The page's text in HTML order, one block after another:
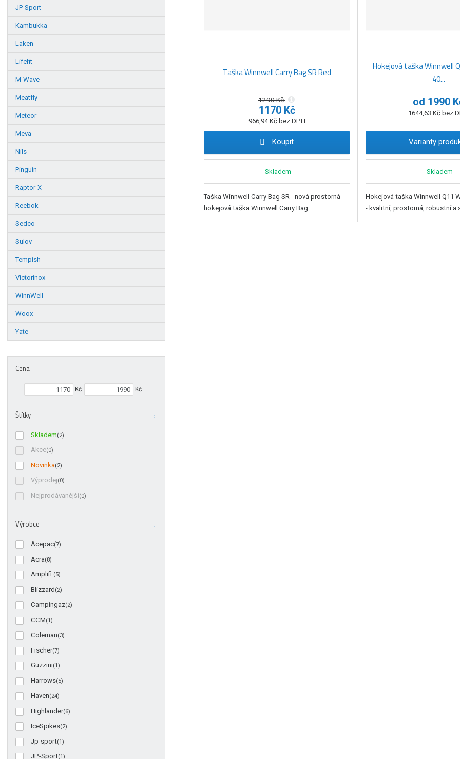
Taška Winnwell Carry Bag SR Red
1290 Kč
1170 Kč
966,94 Kč bez DPH
Koupit
Skladem
Taška Winnwell Carry Bag SR - nová prostorná
hokejová taška Winnwell Carry Bag. ...
Hokejová taška Winnwell
40...
od 1990
1644,63 Kč bez
Varianty
Skladem
Hokejová taška Winnwell Q11
- kvalitní, prostorná, robustní a
JP-Sport
Kambukka
Laken
Lifefit
M-Wave
Meatfly
Meteor
Meva
Nils
Pinguin
Raptor-X
Reebok
Sedco
Sulov
Tempish
Victorinox
WinnWell
Woox
Yate
Cena
Min. hodnota Kč Max. hodnota Kč
Štítky
Skladem(2)
Akce(0)
Novinka(2)
Výprodej(0)
Nejprodávanější(0)
Výrobce
Acepac(7)
Acra(8)
Amplifi (5)
Blizzard (2)
Campingaz(2)
CCM(1)
Coleman(3)
Fischer(7)
Guzzini(1)
Harrows(5)
Haven(24)
Highlander(6)
IceSpikes(2)
Jp-sport(1)
JP-Sport(1)